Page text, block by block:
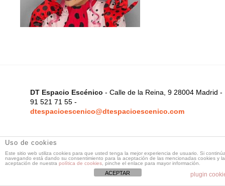
DT Espacio Escénico - Calle de la Reina, 9 28004 Madrid -
91 521 71 55 -
dtespacioescenico@dtespacioescenico.com
Uso de cookies
Este sitio web utiliza cookies para que usted tenga la mejor experiencia de usuario. Si
navegando está dando su consentimiento para la aceptación de las mencionadas cookies y la
aceptación de nuestra política de cookies , pinche el enlace para mayor información.
plugin
ACEPTAR